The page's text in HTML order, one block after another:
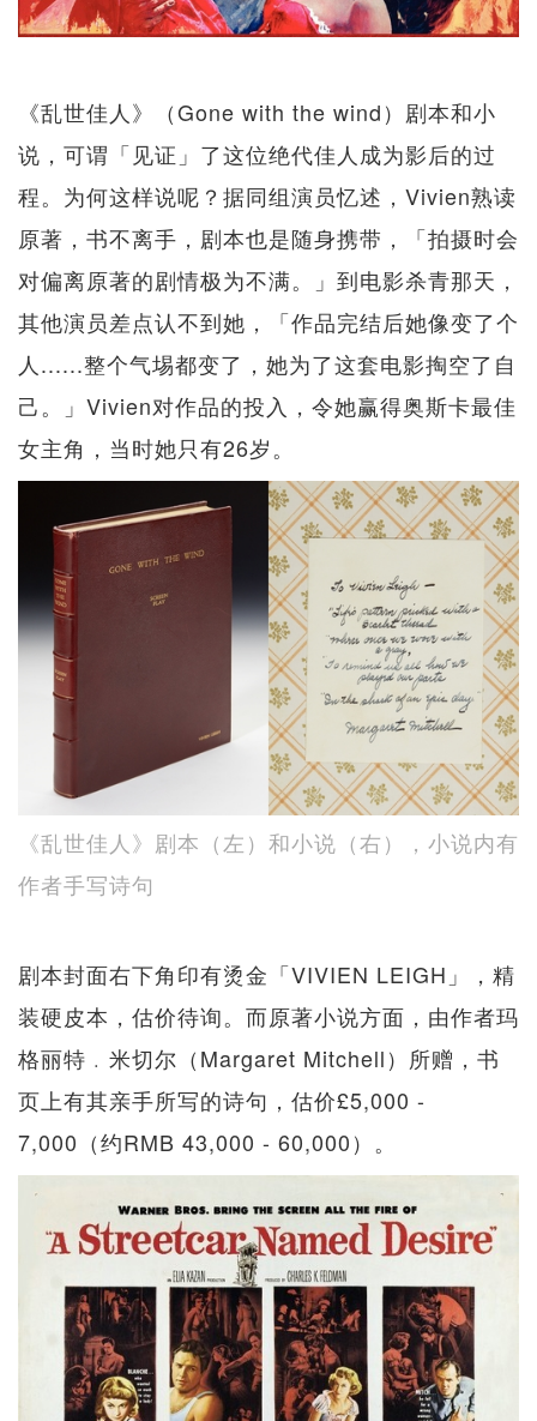
《乱世佳人》（Gone with the wind）剧本和小
说，可谓「见证」了这位绝代佳人成为影后的过
程。为何这样说呢？据同组演员忆述，Vivien熟读
原著，书不离手，剧本也是随身携带，「拍摄时会
对偏离原著的剧情极为不满。」到电影杀青那天，
其他演员差点认不到她，「作品完结后她像变了个
人......整个气埸都变了，她为了这套电影掏空了自
己。」Vivien对作品的投入，令她赢得奥斯卡最佳
女主角，当时她只有26岁。
《乱世佳人》剧本（左）和小说（右），小说内有
作者手写诗句
剧本封面右下角印有烫金「VIVIEN LEIGH」，精
装硬皮本，估价待询。而原著小说方面，由作者玛
格丽特﹒米切尔（Margaret Mitchell）所赠，书
页上有其亲手所写的诗句，估价£5,000 -
7,000（约RMB 43,000 - 60,000）。